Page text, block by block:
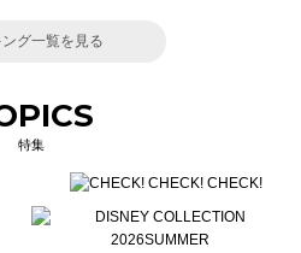
グ一覧を見る
特集